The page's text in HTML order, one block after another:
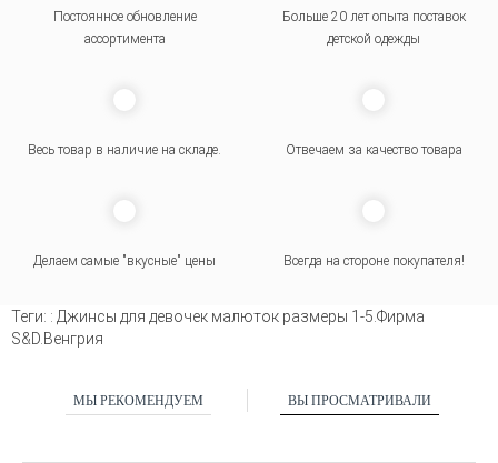
Постоянное обновление
ассортимента
Больше 20 лет опыта поставок
детской одежды
Весь товар в наличие на складе. Отвечаем за качество товара
Делаем самые "вкусные" цены Всегда на стороне покупателя!
Теги: : Джинсы для девочек малюток размеры 1-5.Фирма
S&D.Венгрия
МЫ РЕКОМЕНДУЕМ ВЫ ПРОСМАТРИВАЛИ